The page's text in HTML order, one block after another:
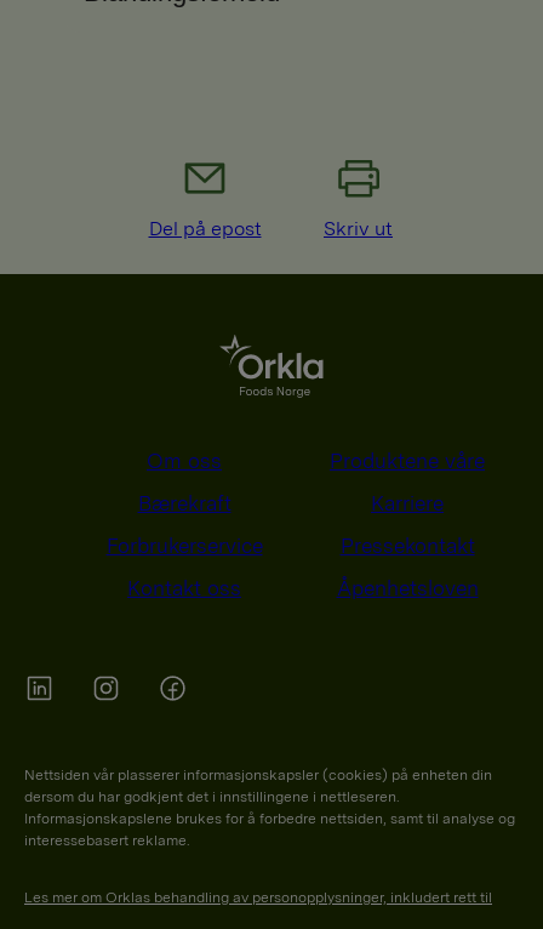
Del på epost Skriv ut
Om oss
Produktene våre
Bærekraft
Karriere
Forbrukerservice
Pressekontakt
Kontakt oss
Åpenhetsloven
Nettsiden vår plasserer informasjonskapsler (cookies) på enheten din
dersom du har godkjent det i innstillingene i nettleseren.
Informasjonskapslene brukes for å forbedre nettsiden, samt til analyse og
interessebasert reklame.
Les mer om Orklas behandling av personopplysninger, inkludert rett til